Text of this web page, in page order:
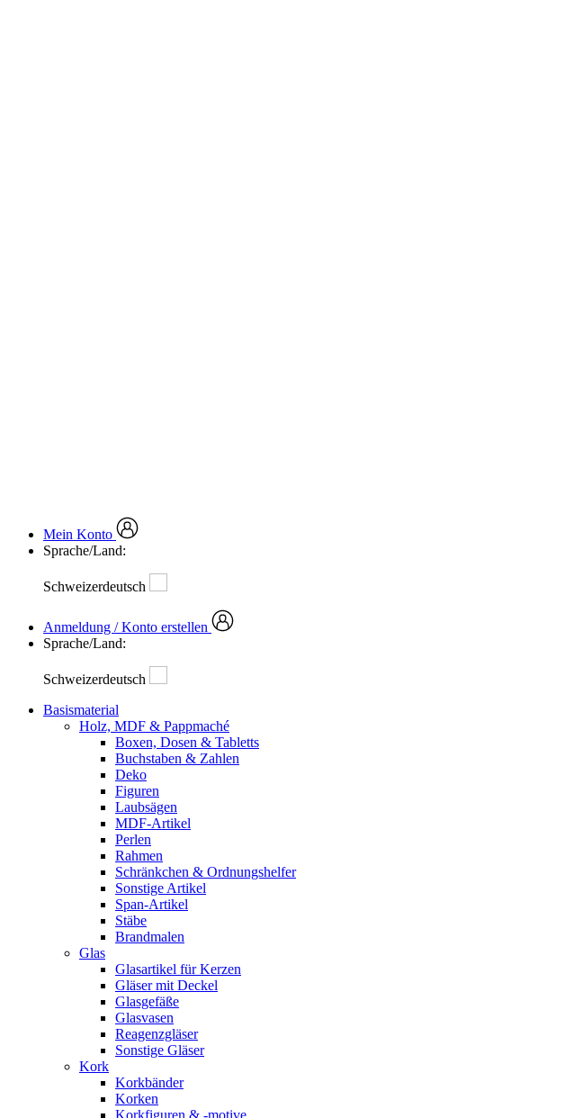
Mein Konto
Sprache/Land:
Schweizerdeutsch
Anmeldung / Konto erstellen
Sprache/Land:
Schweizerdeutsch
Basismaterial
Holz, MDF & Pappmaché
Boxen, Dosen & Tabletts
Buchstaben & Zahlen
Deko
Figuren
Laubsägen
MDF-Artikel
Perlen
Rahmen
Schränkchen & Ordnungshelfer
Sonstige Artikel
Span-Artikel
Stäbe
Brandmalen
Glas
Glasartikel für Kerzen
Gläser mit Deckel
Glasgefäße
Glasvasen
Reagenzgläser
Sonstige Gläser
Kork
Korkbänder
Korken
Korkfiguren & -motive